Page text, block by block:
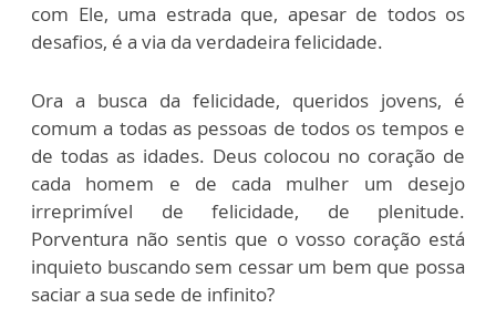
com Ele, uma estrada que, apesar de todos os
desafios, é a via da verdadeira felicidade.
Ora a busca da felicidade, queridos jovens, é
comum a todas as pessoas de todos os tempos e
de todas as idades. Deus colocou no coração de
cada homem e de cada mulher um desejo
irreprimível de felicidade, de plenitude.
Porventura não sentis que o vosso coração está
inquieto buscando sem cessar um bem que possa
saciar a sua sede de infinito?